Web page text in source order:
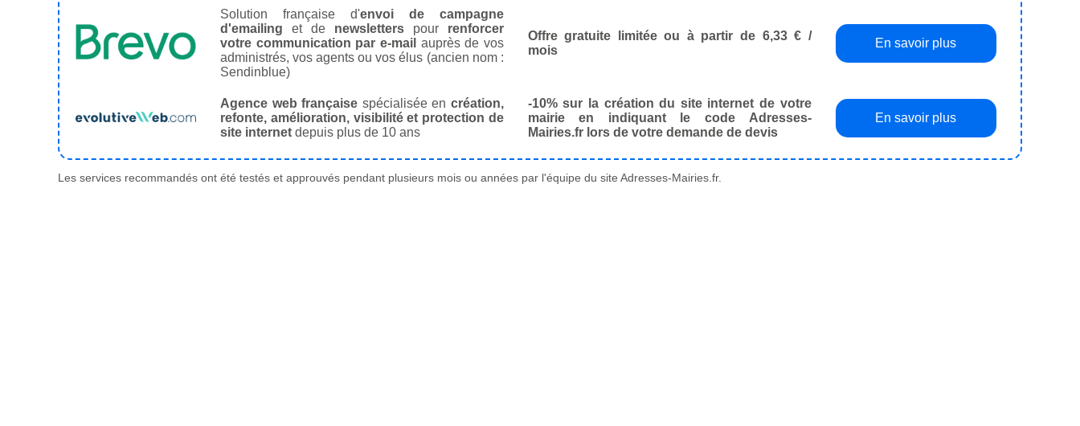
Solution française d'envoi de campagne
d'emailing et de newsletterspour renforcer
votre communication par e-mail auprès de vos
administrés, vos agents ou vos élus (ancien nom :
Sendinblue)
Offre gratuite limitée ou à partir de 6,33 € /
mois
En savoir plus
Agence web française spécialisée en création,
refonte, amélioration, visibilité et protection de
site internet depuis plus de 10 ans
-10% sur la création du site internet de votre
mairie en indiquant le code Adresses-
Mairies.fr lors de votre demande de devis
En savoir plus
Les services recommandés ont été testés et approuvés pendant plusieurs mois ou années par l'équipe du site Adresses-Mairies.fr.